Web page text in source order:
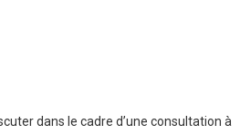
dans le cadre d’une consultation à